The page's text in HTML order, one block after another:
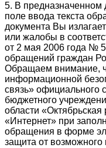
5. В предназначенном
поле ввода текста
документа Вы
или жалобы в
от 2 мая 2006 года №
обращений граждан
Обращаем внимание,
информационной
связь» официального
бюджетного
области
«Интернет» при
обращения в форме
защита от